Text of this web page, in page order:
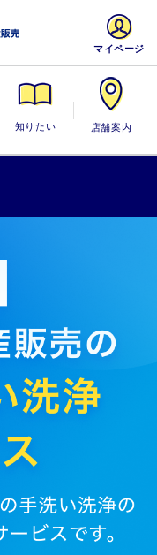
知りたい 店舗案内
マイページ